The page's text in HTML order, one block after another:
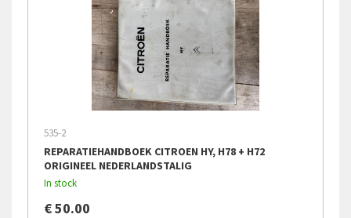
535-2
REPARATIEHANDBOEK CITROEN HY, H78 + H72
ORIGINEEL NEDERLANDSTALIG
In stock
€ 50.00